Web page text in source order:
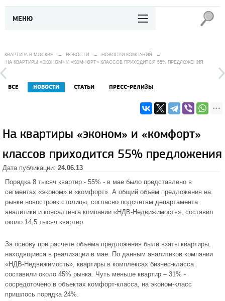
МЕНЮ
КВАРТИРА В МОСКВЕ → НОВОСТИ → НОВОСТИ КОМПАНИЙ
→
НА КВАРТИРЫ «ЭКОНОМ» И «КОМФОРТ» КЛАССОВ ПРИХОДИТСЯ 55% ПРЕДЛОЖЕНИЯ
ВСЕ НОВОСТИ СТАТЬИ ПРЕСС-РЕЛИЗЫ
На квартиры «эконом» и «комфорт»
классов приходится 55% предложения
Дата публикации: 24.06.13
Порядка 8 тысяч квартир - 55% - в мае было представлено в
сегментах «эконом» и «комфорт». А общий объем предложения на
рынке новостроек столицы, согласно подсчетам департамента
аналитики и консалтинга компании «НДВ-Недвижимость», составил
около 14,5 тысяч квартир.
За основу при расчете объема предложения были взяты квартиры,
находящиеся в реализации в мае. По данным аналитиков компании
«НДВ-Недвижимость», квартиры в комплексах бизнес-класса
составили около 45% рынка. Чуть меньше квартир – 31% -
сосредоточено в объектах комфорт-класса, на эконом-класс
пришлось порядка 24%.